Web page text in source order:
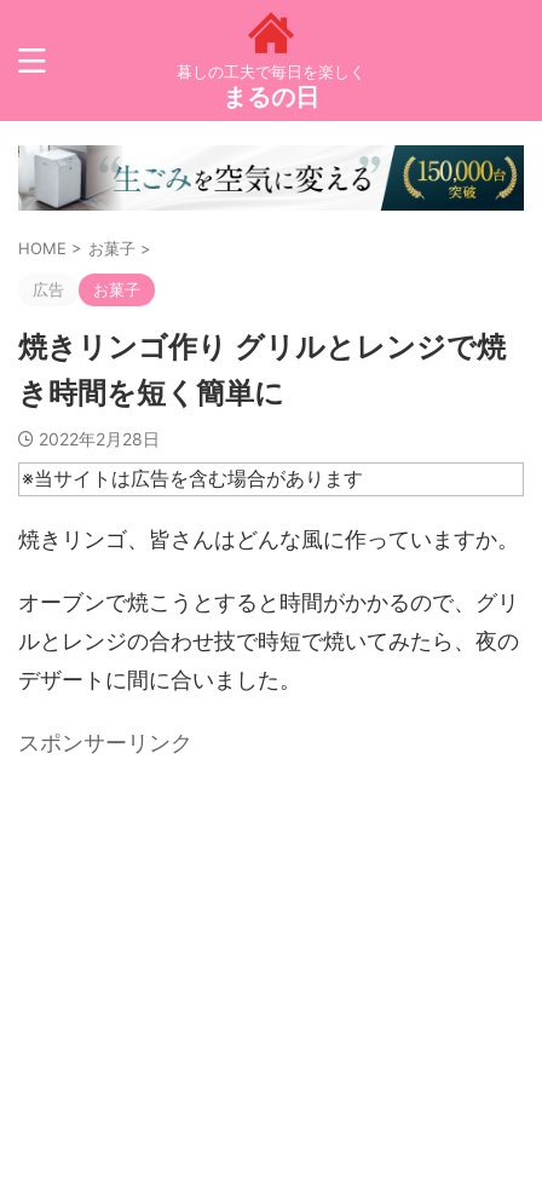
暮しの工夫で毎日を楽しく
まるの日
HOME > お菓子 >
広告 お菓子
焼きリンゴ作り グリルとレンジで焼
き時間を短く簡単に
2022年2月28日
※当サイトは広告を含む場合があります
焼きリンゴ、皆さんはどんな風に作っていますか。
オーブンで焼こうとすると時間がかかるので、グリ
ルとレンジの合わせ技で時短で焼いてみたら、夜の
デザートに間に合いました。
スポンサーリンク